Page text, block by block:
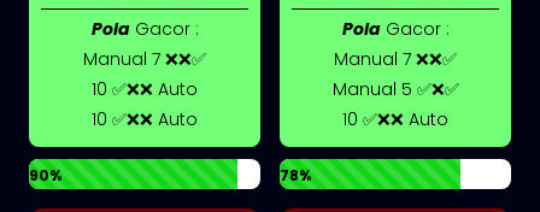
PolaGacor :
Manual 7 ❌❌✅
10 ✅❌❌ Auto
10 ✅❌❌ Auto
90%
PolaGacor :
Manual 7 ❌❌✅
Manual 5 ✅❌✅
10 ✅❌❌ Auto
78%